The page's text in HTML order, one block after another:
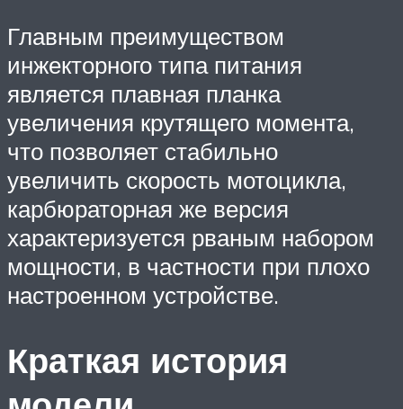
Главным преимуществом
инжекторного типа питания
является плавная планка
увеличения крутящего момента,
что позволяет стабильно
увеличить скорость мотоцикла,
карбюраторная же версия
характеризуется рваным набором
мощности, в частности при плохо
настроенном устройстве.
Краткая история